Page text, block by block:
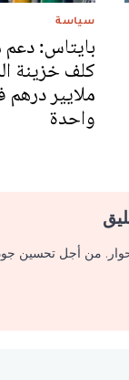
سياسة
بايتاس: دعم
ملايير
واحدة
من أجل تحسين